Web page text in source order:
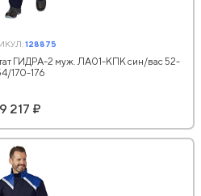
128875
ГИДРА-2 муж. ЛА01-КПК син/вас 52-
170-176
9 217 ₽